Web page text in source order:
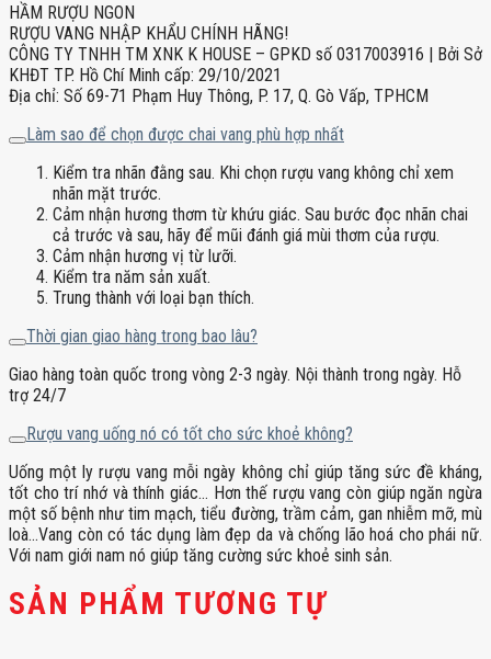
HẦM RƯỢU NGON
RƯỢU VANG NHẬP KHẨU CHÍNH HÃNG!
CÔNG TY TNHH TM XNK K HOUSE – GPKD số 0317003916 | Bởi Sở
KHĐT TP. Hồ Chí Minh cấp: 29/10/2021
Địa chỉ: Số 69-71 Phạm Huy Thông, P. 17, Q. Gò Vấp, TPHCM
Làm sao để chọn được chai vang phù hợp nhất
Kiểm tra nhãn đằng sau. Khi chọn rượu vang không chỉ xem
nhãn mặt trước.
Cảm nhận hương thơm từ khứu giác. Sau bước đọc nhãn chai
cả trước và sau, hãy để mũi đánh giá mùi thơm của rượu.
Cảm nhận hương vị từ lưỡi.
Kiểm tra năm sản xuất.
Trung thành với loại bạn thích.
Thời gian giao hàng trong bao lâu?
Giao hàng toàn quốc trong vòng 2-3 ngày. Nội thành trong ngày. Hỗ
trợ 24/7
Rượu vang uống nó có tốt cho sức khoẻ không?
Uống một ly rượu vang mỗi ngày không chỉ giúp tăng sức đề kháng,
tốt cho trí nhớ và thính giác… Hơn thế rượu vang còn giúp ngăn ngừa
một số bệnh như tim mạch, tiểu đường, trầm cảm, gan nhiễm mỡ, mù
loà…Vang còn có tác dụng làm đẹp da và chống lão hoá cho phái nữ.
Với nam giới nam nó giúp tăng cường sức khoẻ sinh sản.
SẢN PHẨM TƯƠNG TỰ